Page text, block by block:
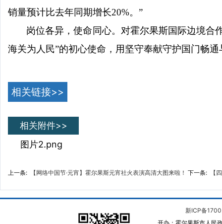
销量预计比去年同期增长20%。”
岗位各异，使命同心。对霍尔果斯国际边境合
海关为人民”的初心使命，用坚守奉献守护国门畅通
相关链接>>
相关附件>>
图片2.png
上一条: 【网络中国节·元宵】霍尔果斯元宵社火表演高清大图来啦！ 下一条: 【
新ICP备